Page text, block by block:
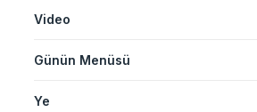
Video
Günün Menüsü
Ye